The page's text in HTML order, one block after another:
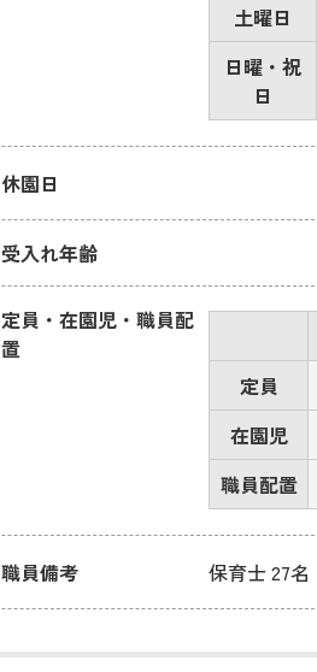
土曜日
日曜・祝
日
休園日
受入れ年齢
定員・在園児・職員配
置
定員
在園児
職員配置
職員備考 保育士 27名